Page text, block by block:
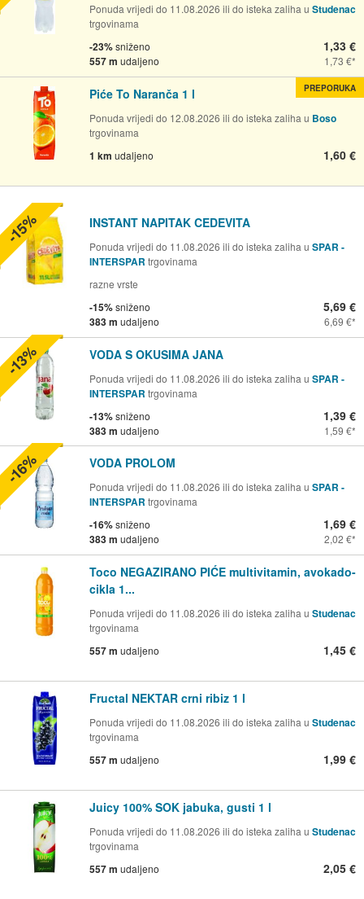
Ponuda vrijedi do 11.08.2026 ili do isteka zaliha u Studenac
trgovinama
-23%sniženo
557 m udaljeno
1,33 €
1,73 €
Piće To Naranča 1 l
Ponuda vrijedi do 12.08.2026 ili do isteka zaliha u Boso
trgovinama
1 km udaljeno 1,60 €
PREPORUKA
INSTANT NAPITAK CEDEVITA
Ponuda vrijedi do 11.08.2026 ili do isteka zaliha u SPAR -
INTERSPAR trgovinama
razne vrste
-15%sniženo
383 m udaljeno
5,69 €
6,69 €
-15%
VODA S OKUSIMA JANA
Ponuda vrijedi do 11.08.2026 ili do isteka zaliha u SPAR -
INTERSPAR trgovinama
-13%sniženo
383 m udaljeno
1,39 €
1,59 €
-13%
VODA PROLOM
Ponuda vrijedi do 11.08.2026 ili do isteka zaliha u SPAR -
INTERSPAR trgovinama
-16%sniženo
383 m udaljeno
1,69 €
2,02 €
-16%
Toco NEGAZIRANO PIĆE multivitamin, avokado-
cikla 1...
Ponuda vrijedi do 11.08.2026 ili do isteka zaliha u Studenac
trgovinama
557 m udaljeno 1,45 €
Fructal NEKTAR crni ribiz 1 l
Ponuda vrijedi do 11.08.2026 ili do isteka zaliha u Studenac
trgovinama
557 m udaljeno 1,99 €
Juicy 100% SOK jabuka, gusti 1 l
Ponuda vrijedi do 11.08.2026 ili do isteka zaliha u Studenac
trgovinama
557 m udaljeno 2,05 €